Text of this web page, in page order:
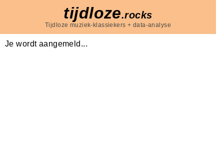
tijdloze.rocks
Tijdloze muziek-klassiekers + data-analyse
Je wordt aangemeld...